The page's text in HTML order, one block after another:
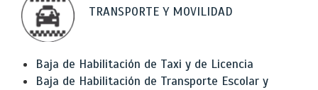
TRANSPORTE Y MOVILIDAD
Baja de Habilitación de Taxi y de Licencia
Baja de Habilitación de Transporte Escolar y